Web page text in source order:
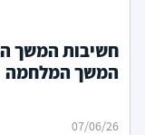
חשיבות המשך
המשך המלחמה
07/06/26